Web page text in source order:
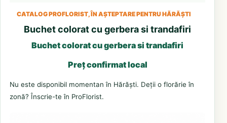
CATALOG PROFLORIST, ÎN AȘTEPTARE PENTRU HĂRĂȘTI
Buchet colorat cu gerbera si trandafiri
Buchet colorat cu gerbera si trandafiri
Preț confirmat local
Nu este disponibil momentan în Hărăști. Deții o florărie în
zonă? Înscrie-te în ProFlorist.